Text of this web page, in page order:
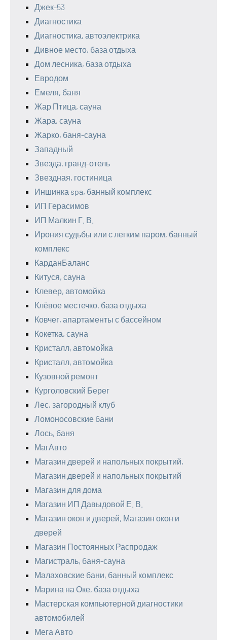
Джек-53
Диагностика
Диагностика, автоэлектрика
Дивное место, база отдыха
Дом лесника, база отдыха
Евродом
Емеля, баня
Жар Птица, сауна
Жара, сауна
Жарко, баня-сауна
Западный
Звезда, гранд-отель
Звездная, гостиница
Иншинка spa, банный комплекс
ИП Герасимов
ИП Малкин Г. В.
Ирония судьбы или с легким паром, банный
комплекс
КарданБаланс
Китуся, сауна
Клевер, автомойка
Клёвое местечко, база отдыха
Ковчег, апартаменты с бассейном
Кокетка, сауна
Кристалл, автомойка
Кристалл, автомойка
Кузовной ремонт
Курголовский Берег
Лес, загородный клуб
Ломоносовские бани
Лось, баня
МагАвто
Магазин дверей и напольных покрытий,
Магазин дверей и напольных покрытий
Магазин для дома
Магазин ИП Давыдовой Е. В.
Магазин окон и дверей, Магазин окон и
дверей
Магазин Постоянных Распродаж
Магистраль, баня-сауна
Малаховские бани, банный комплекс
Марина на Оке, база отдыха
Мастерская компьютерной диагностики
автомобилей
Мега Авто